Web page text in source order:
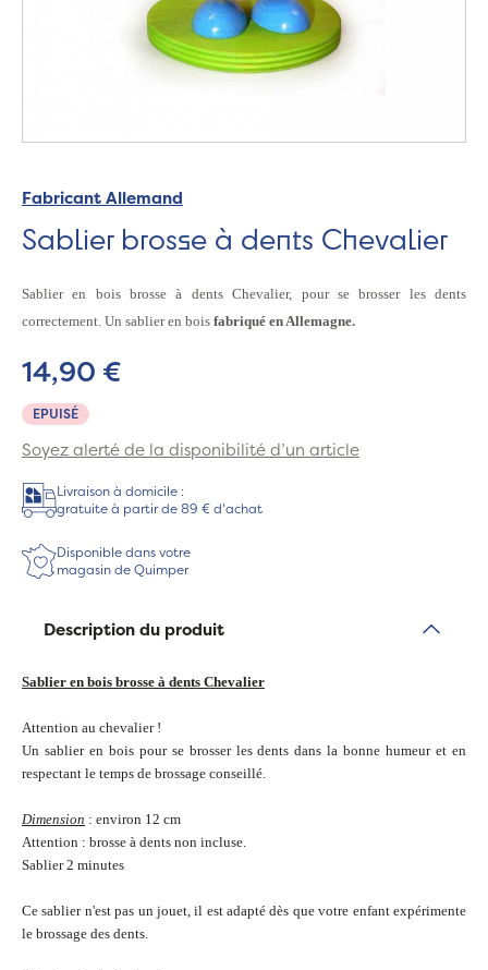
Fabricant Allemand
Sablier brosse à dents Chevalier
Sablier en bois brosse à dents Chevalier, pour se brosser les dents
correctement. Un sablier en bois fabriqué en Allemagne.
EPUISÉ
14,90 €
Soyez alerté de la disponibilité d’un article
Livraison à domicile :
gratuite à partir de 89 € d'achat
Disponible dans votre
magasin de Quimper
Description du produit
Sablier en bois brosse à dents Chevalier
Attention au chevalier !
Un sablier en bois pour se brosser les dents dans la bonne humeur et en
respectant le temps de brossage conseillé.
Dimension : environ 12 cm
Attention : brosse à dents non incluse.
Sablier 2 minutes
Ce sablier n'est pas un jouet, il est adapté dès que votre enfant expérimente
le brossage des dents.